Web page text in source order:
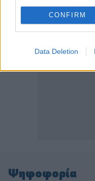
CONFIRM
Data Deletion
Ψηφοφορία